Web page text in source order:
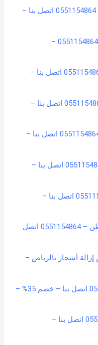
شركة مكافحة حشرات بحفر الباطن – 0551154864 اتصل بنا –
شركة تنظيف مكيفات بحفر الباطن – 0551154864 –
شركة تنظيف منازل بحفر الباطن – 0551154864 اتصل بنا –
شركة تنظيف سجاد بحفر الباطن – 0551154864 اتصل بنا –
شركة تنظيف خزانات بحفر الباطن – 0551154864 اتصل بنا –
شركة تنظيف فرش بحفر الباطن – 0551154864 اتصل بنا –
شركة جلي بلاط بحفر الباطن – 0551154864 اتصل بنا –
شركة مكافحة النمل الابيض بحفر الباطن – 0551154864 اتصل
أشجار بالرياض –
شركة تنظيف كنب بحائل – 0551154864 اتصل بنا – خصم 35% –
شركة تنظيف سجاد بحائل – 0551154864 اتصل بنا –